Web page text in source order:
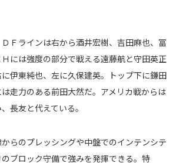
Reserved.
Ｆラインは右から酒井宏樹、吉田麻也、冨
には強度の部分で戦える遠藤航と守田英正
伊東純也、左に久保建英。トップ下に鎌田
走力のある前田大然だ。アメリカ戦からは
長友と代えている。
らのプレッシングや中盤でのインテンシテ
ブロック守備で強みを発揮できる。特